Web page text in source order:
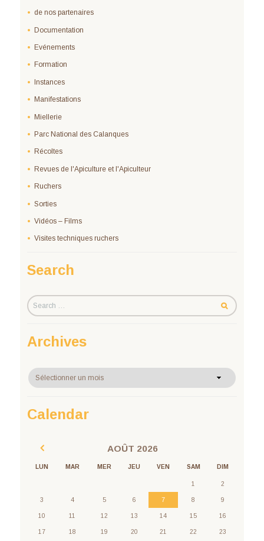
de nos partenaires
Documentation
Evénements
Formation
Instances
Manifestations
Miellerie
Parc National des Calanques
Récoltes
Revues de l'Apiculture et l'Apiculteur
Ruchers
Sorties
Vidéos – Films
Visites techniques ruchers
Search
Archives
Archives
Calendar
AOÛT 2026
LUN MAR MER JEU VEN SAM DIM
1 2
3 4 5 6 7 8 9
10 11 12 13 14 15 16
17 18 19 20 21 22 23